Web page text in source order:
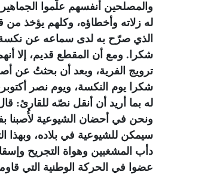
والمصلحين أنفسهم علّموا
له زلاته وأخطاؤه، وكلهم يؤخذ
شكرا. ومع أن المقطع قديم، إلا
ترويج الفرية، وبعد أن بحثتُ عن
شكرا يوم النكسة، ويوم نصر
له بما أريد أن أنقل نصّه للقارئ:
ونحن في أحضان الشيوعية لأُصبنا
سيمكن للشيوعية في بلاده، وبهذا
دأب المشغبين وهواة التجريح
عضوا في الحركة الوطنية التي